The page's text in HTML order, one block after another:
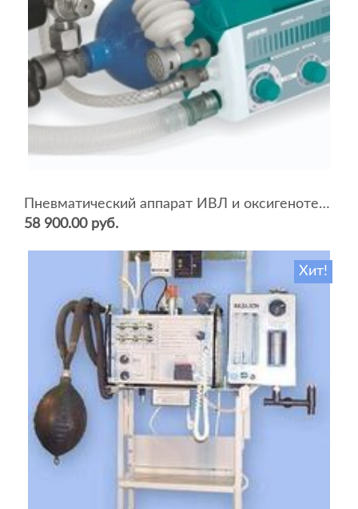
Пневматический аппарат ИВЛ и оксигенотерапии портативный АИВЛп-2/20-«ТМТ»
58 900.00 руб.
Хит!